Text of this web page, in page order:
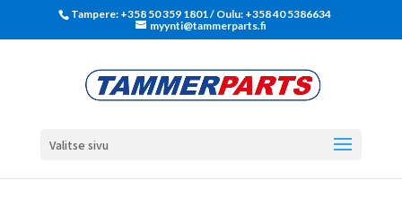
Tampere: +358 50 359 1801‬ / Oulu: +358 40 5386634
myynti@tammerparts.fi
Valitse sivu